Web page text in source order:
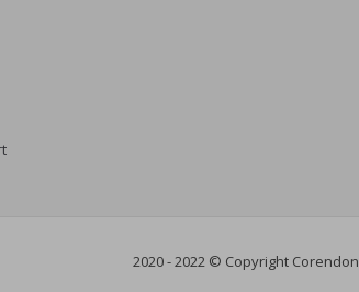
2020 - 2022 © Copyright Corendon